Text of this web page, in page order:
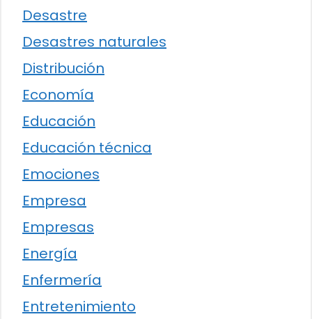
Desastre
Desastres naturales
Distribución
Economía
Educación
Educación técnica
Emociones
Empresa
Empresas
Energía
Enfermería
Entretenimiento